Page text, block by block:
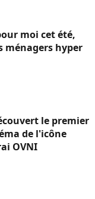
moi cet été,
ménagers hyper
le premier
de l'icône
OVNI